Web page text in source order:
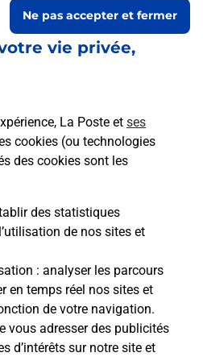
vie privée,
La Poste et ses
cookies (ou technologies
des cookies sont les
des statistiques
de nos sites et
: analyser les parcours
en temps réel nos sites et
de votre navigation.
vous adresser des publicités
d’intérêts sur notre site et
Ne pas accepter et fermer
aujourd'hui à 08h00
onglet